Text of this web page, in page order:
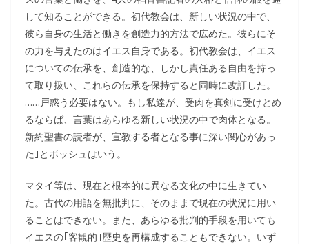
して知ることができる。初代教会は、新しい状況の中で、
彼ら自身の生活と働きを創造力的方法で広めた。彼らにそ
の力を与えたのはイエス自身である。初代教会は、イエス
についての伝承を、創造的な、しかし責任ある自由を持っ
て取り扱い、これらの伝承を保持すると同時に改訂した。
……戸惑う必要はない。もし私達が、受肉を真剣に受けとめ
るならば、言葉はあらゆる新しい状況の中で肉体となる。
新約聖書の読者が、宣教する者となる事に深い関心があっ
た｣とボッシュはいう。
マタイ等は、現在と根本的に異なる文化の中に生きてい
た。古代の用語を無批判に、そのままで現在の状況に用い
ることはできない。また、あらゆる批判的手段を用いても
イエスの｢客観的｣歴史を再構成することもできない。いず